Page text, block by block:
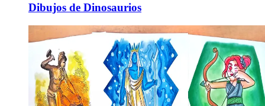
Dibujos de Dinosaurios